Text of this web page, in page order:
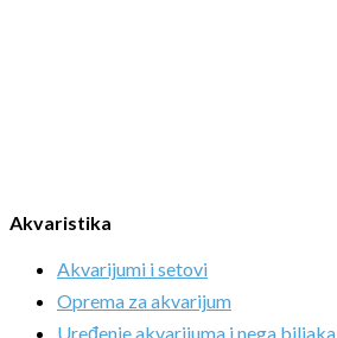
Akvaristika
Akvarijumi i setovi
Oprema za akvarijum
Uređenje akvarijuma i nega biljaka